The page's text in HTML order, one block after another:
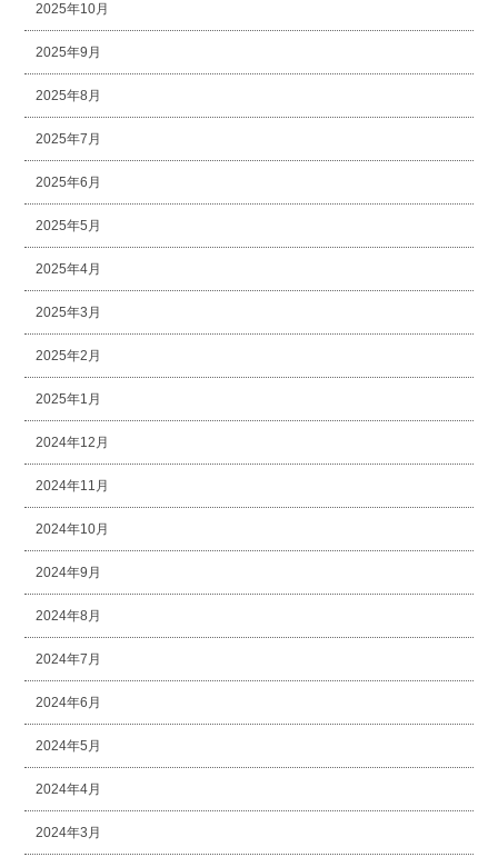
2025年10月
2025年9月
2025年8月
2025年7月
2025年6月
2025年5月
2025年4月
2025年3月
2025年2月
2025年1月
2024年12月
2024年11月
2024年10月
2024年9月
2024年8月
2024年7月
2024年6月
2024年5月
2024年4月
2024年3月